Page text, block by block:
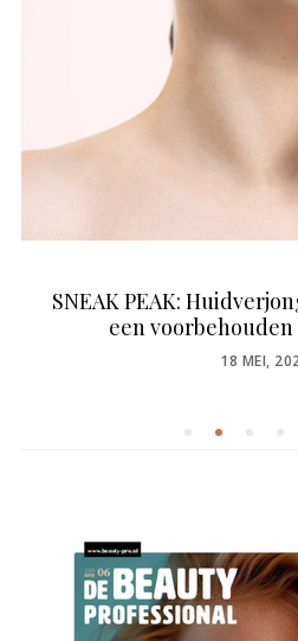
SNEAK PEAK:
een
POSTED
18 MEI,